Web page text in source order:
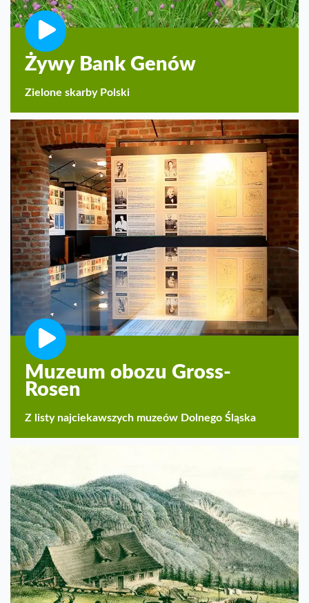
Żywy Bank Genów
Zielone skarby Polski
Muzeum obozu Gross-
Rosen
Z listy najciekawszych muzeów Dolnego Śląska